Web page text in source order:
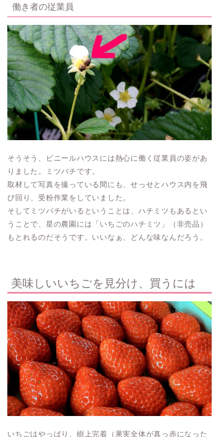
働き者の従業員
そうそう、ビニールハウスには熱心に働く従業員の姿があ
りました。ミツバチです。
取材して写真を撮っている間にも、せっせとハウス内を飛
び回り、受粉作業をしていました。
そしてミツバチがいるということは、ハチミツもあるとい
うことで、星の農園には「いちごのハチミツ」（非売品）
もとれるのだそうです。いいなぁ、どんな味なんだろう。
美味しいいちごを見分け、買うには
いちごはやっぱり、樹上完着（果実全体が真っ赤になった